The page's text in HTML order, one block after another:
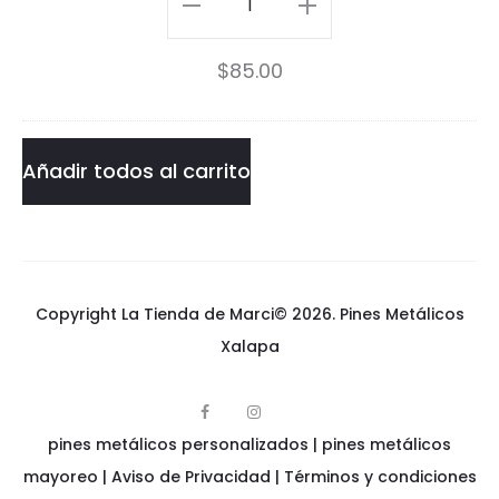
t
e
r
i
Pin
cantidad
$85.00
Añadir todos al carrito
Copyright La Tienda de Marci© 2026.Pines Metálicos
Xalapa
c
b
s
a
i
e
pines metálicos personalizados | pines metálicos
mayoreo | Aviso de Privacidad | Términos y condiciones